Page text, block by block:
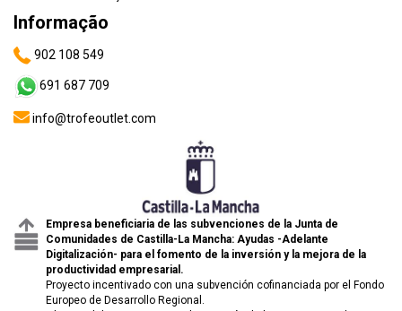
Informação
902 108 549
691 687 709
info@trofeoutlet.com
Empresa beneficiaria de las subvenciones de la Junta de
Comunidades de Castilla-La Mancha: Ayudas -Adelante
Digitalización- para el fomento de la inversión y la mejora de la
productividad empresarial.
Proyecto incentivado con una subvención cofinanciada por el Fondo
Europeo de Desarrollo Regional.